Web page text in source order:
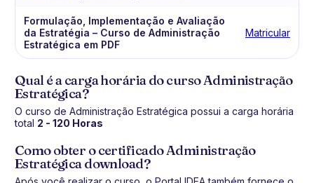
Formulação, Implementação e Avaliação
da Estratégia – Curso de Administração
Estratégica em PDF
Matricular
Qual é a carga horária do curso Administração
Estratégica?
O curso de Administração Estratégica possui a carga horária
total 2 - 120 Horas
Como obter o certificado Administração
Estratégica download?